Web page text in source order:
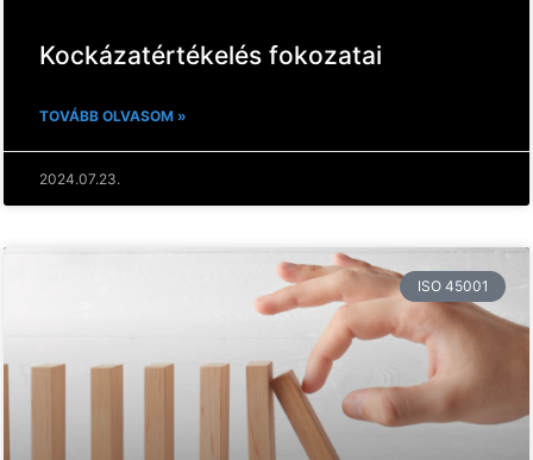
Kockázatértékelés fokozatai
TOVÁBB OLVASOM »
2024.07.23.
ISO 45001